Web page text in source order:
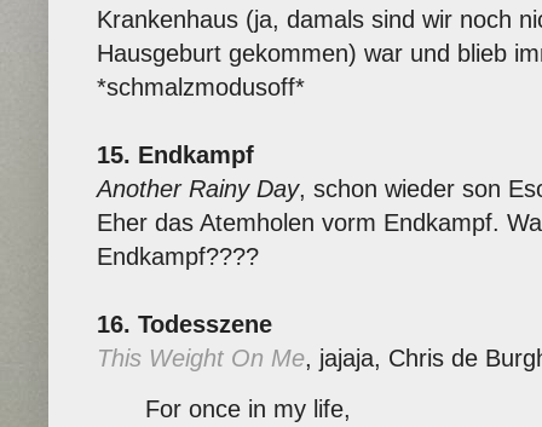
Krankenhaus (ja, damals sind wir noch
Hausgeburt gekommen) war und blieb
*schmalzmodusoff*
15. Endkampf
Another Rainy Day, schon wieder son
Eher das Atemholen vorm Endkampf.
Endkampf????
16. Todesszene
This Weight On Me, jajaja, Chris de
For once in my life,